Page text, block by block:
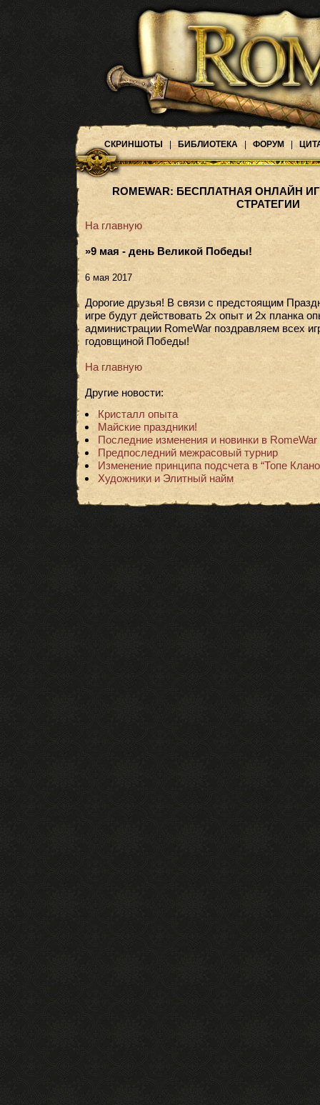
СКРИНШОТЫ БИБЛИОТЕКА ФОРУМ
ROMEWAR: БЕСПЛАТНАЯ ОНЛАЙН
СТРАТЕГИИ
На главную
»9 мая - день Великой Победы!
6 мая 2017
Дорогие друзья! В связи с предстоящим
игре будут действовать 2х опыт и 2х планка
администрации RomeWar поздравляем всех
годовщиной Победы!
На главную
Другие новости:
Кристалл опыта
Майские праздники!
Последние изменения и новинки в RomeWar
Предпоследний межрасовый турнир
Изменение принципа подсчета в “Топе
Художники и Элитный найм